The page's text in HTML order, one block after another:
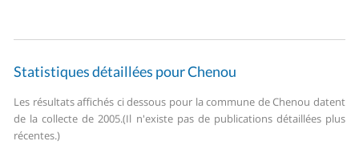
Statistiques détaillées pour Chenou
Les résultats affichés ci dessous pour la commune de Chenou datent
de la collecte de 2005.(Il n'existe pas de publications détaillées plus
récentes.)